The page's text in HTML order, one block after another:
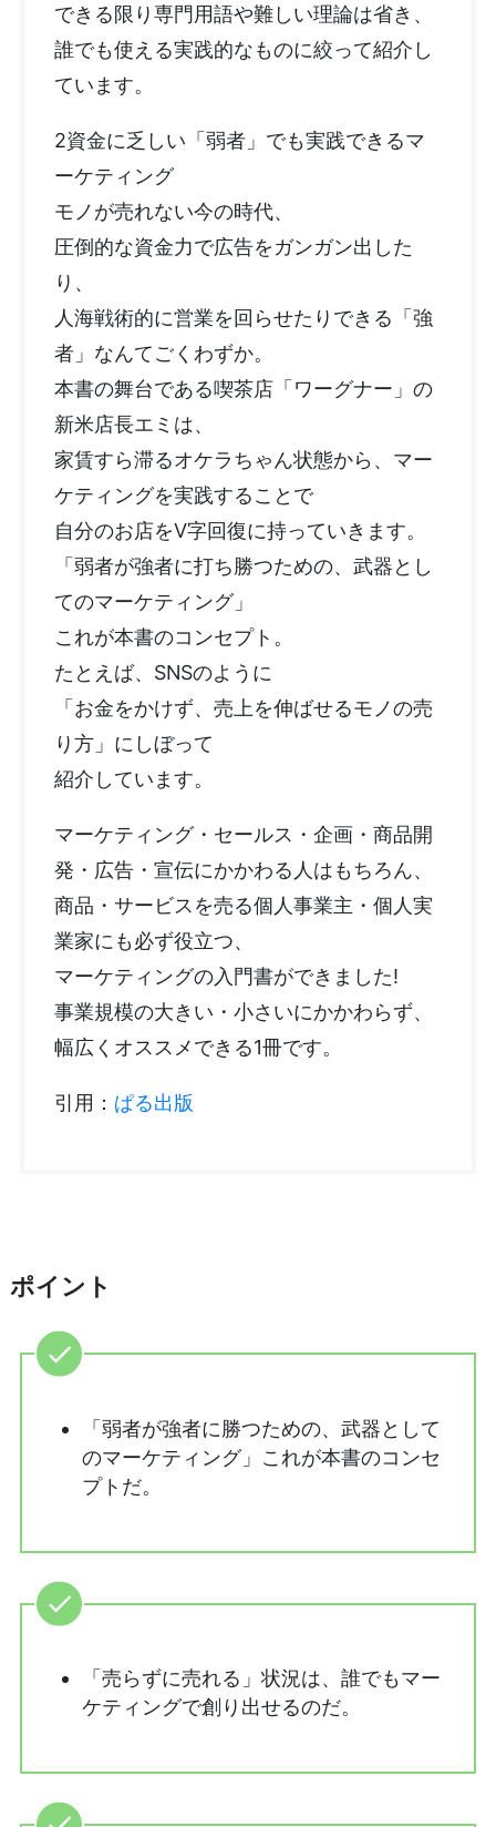
できる限り専門用語や難しい理論は省き、
誰でも使える実践的なものに絞って紹介し
ています。
2資金に乏しい「弱者」でも実践できるマ
ーケティング
モノが売れない今の時代、
圧倒的な資金力で広告をガンガン出した
り、
人海戦術的に営業を回らせたりできる「強
者」なんてごくわずか。
本書の舞台である喫茶店「ワーグナー」の
新米店長エミは、
家賃すら滞るオケラちゃん状態から、マー
ケティングを実践することで
自分のお店をV字回復に持っていきます。
「弱者が強者に打ち勝つための、武器とし
てのマーケティング」
これが本書のコンセプト。
たとえば、SNSのように
「お金をかけず、売上を伸ばせるモノの売
り方」にしぼって
紹介しています。
マーケティング・セールス・企画・商品開
発・広告・宣伝にかかわる人はもちろん、
商品・サービスを売る個人事業主・個人実
業家にも必ず役立つ、
マーケティングの入門書ができました!
事業規模の大きい・小さいにかかわらず、
幅広くオススメできる1冊です。
引用： ぱる出版
ポイント
「弱者が強者に勝つための、武器として
のマーケティング」これが本書のコンセ
プトだ。
「売らずに売れる」状況は、誰でもマー
ケティングで創り出せるのだ。